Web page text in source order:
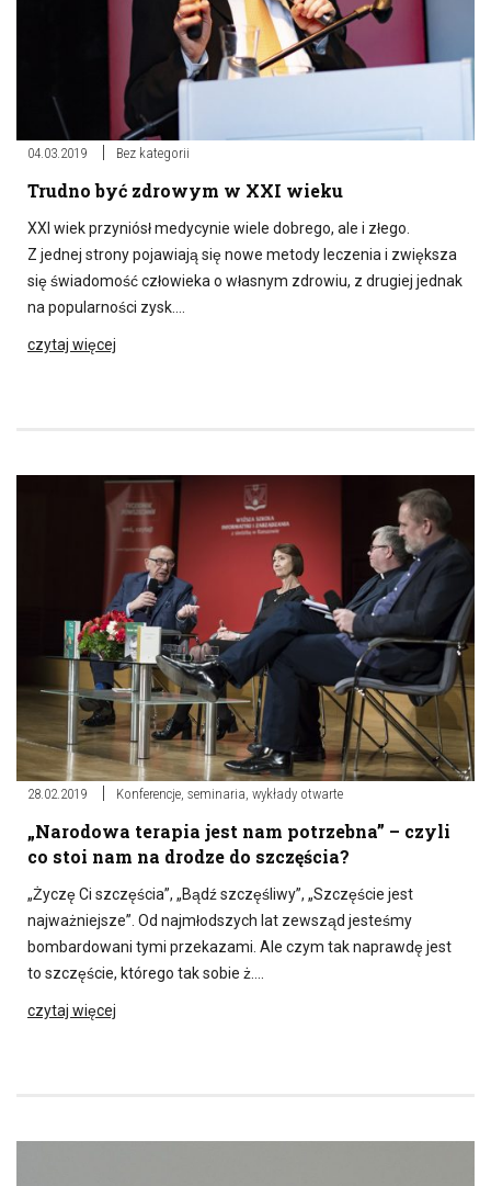
04.03.2019 Bez kategorii
Trudno być zdrowym w XXI wieku
XXI wiek przyniósł medycynie wiele dobrego, ale i złego.
Z jednej strony pojawiają się nowe metody leczenia i zwiększa
się świadomość człowieka o własnym zdrowiu, z drugiej jednak
na popularności zysk….
czytaj więcej
28.02.2019 Konferencje, seminaria, wykłady otwarte
„Narodowa terapia jest nam potrzebna” – czyli
co stoi nam na drodze do szczęścia?
„Życzę Ci szczęścia”, „Bądź szczęśliwy”, „Szczęście jest
najważniejsze”. Od najmłodszych lat zewsząd jesteśmy
bombardowani tymi przekazami. Ale czym tak naprawdę jest
to szczęście, którego tak sobie ż….
czytaj więcej